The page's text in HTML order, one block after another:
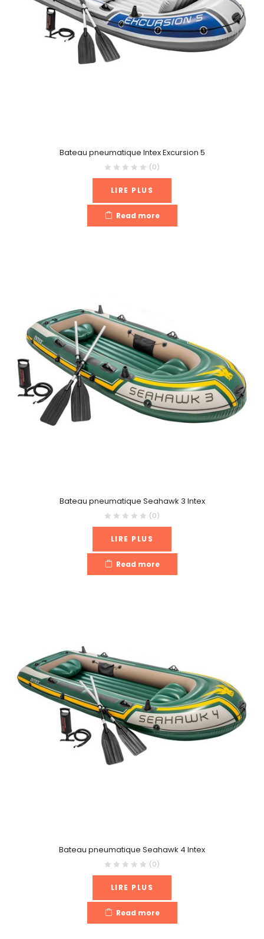
Bateau pneumatique Intex Excursion 5
(0)
LIRE PLUS
Read more
Bateau pneumatique Seahawk 3 Intex
(0)
LIRE PLUS
Read more
Bateau pneumatique Seahawk 4 Intex
(0)
LIRE PLUS
Read more